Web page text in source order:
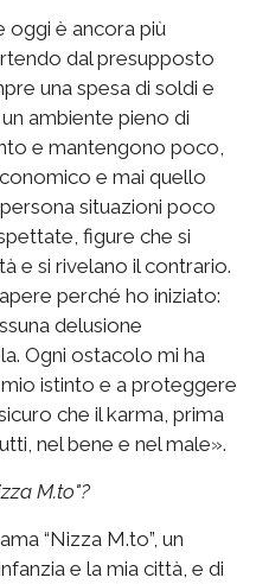
oggi è ancora più
dal presupposto
una spesa di soldi e
ambiente pieno di
e mantengono poco,
e mai quello
situazioni poco
figure che si
e si rivelano il contrario.
perché ho iniziato:
delusione
Ogni ostacolo mi ha
istinto e a proteggere
che il karma, prima
nel bene e nel male».
M.to"?
“Nizza M.to”, un
e la mia città, e di